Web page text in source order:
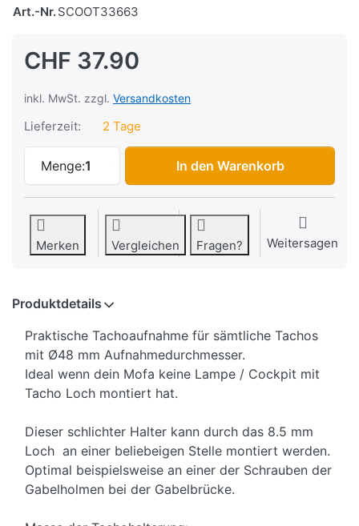
Art.-Nr.SCOOT33663
CHF 37.90
inkl. MwSt. zzgl. Versandkosten
Lieferzeit: 2 Tage
Menge:1
Tachohalter 48mm, Universal, chrom
In den Warenkorb
Merken Vergleichen Fragen? Weitersagen
Produktdetails
Praktische Tachoaufnahme für sämtliche Tachos
mit Ø48 mm Aufnahmedurchmesser.
Ideal wenn dein Mofa keine Lampe / Cockpit mit
Tacho Loch montiert hat.
Dieser schlichter Halter kann durch das 8.5 mm
Loch an einer beliebeigen Stelle montiert werden.
Optimal beispielsweise an einer der Schrauben der
Gabelholmen bei der Gabelbrücke.